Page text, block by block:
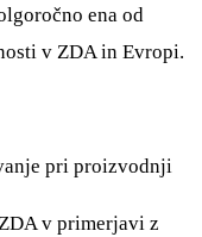
ena od
v ZDA in Evropi.
pri proizvodnji
v primerjavi z